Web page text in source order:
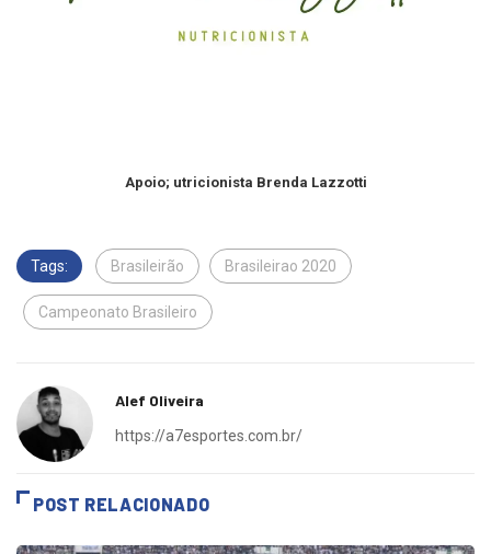
Apoio; utricionista Brenda Lazzotti
Tags: Brasileirão Brasileirao 2020
Campeonato Brasileiro
Alef Oliveira
https://a7esportes.com.br/
POST RELACIONADO